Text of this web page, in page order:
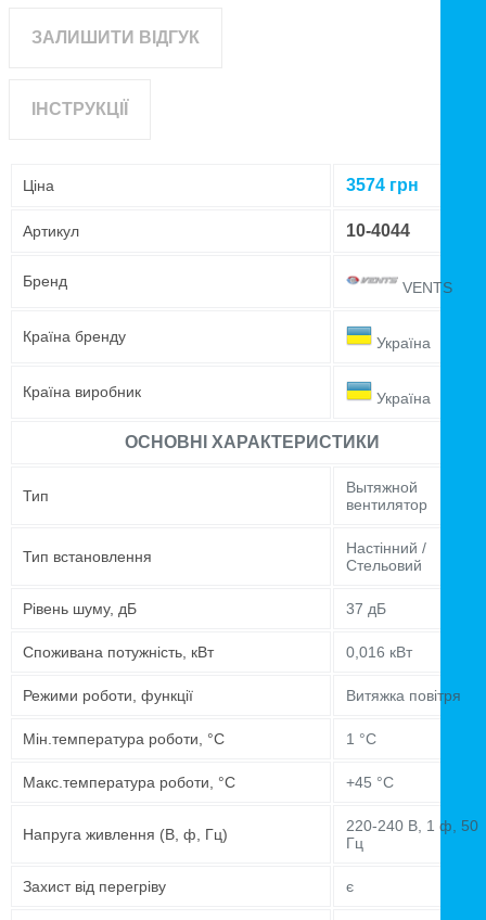
ЗАЛИШИТИ ВІДГУК
ІНСТРУКЦІЇ
Ціна 3574 грн
Артикул 10-4044
Бренд VENTS
Країна бренду Україна
Країна виробник Україна
ОСНОВНІ ХАРАКТЕРИСТИКИ
Тип
Вытяжной
вентилятор
Тип встановлення
Настінний /
Стельовий
Рівень шуму, дБ 37 дБ
Споживана потужність, кВт 0,016 кВт
Режими роботи, функції Витяжка повітря
Мін.температура роботи, °C 1 °C
Макс.температура роботи, °C +45 °C
Напруга живлення (В, ф, Гц)
220-240 В, 1 ф, 50
Гц
Захист від перегріву є